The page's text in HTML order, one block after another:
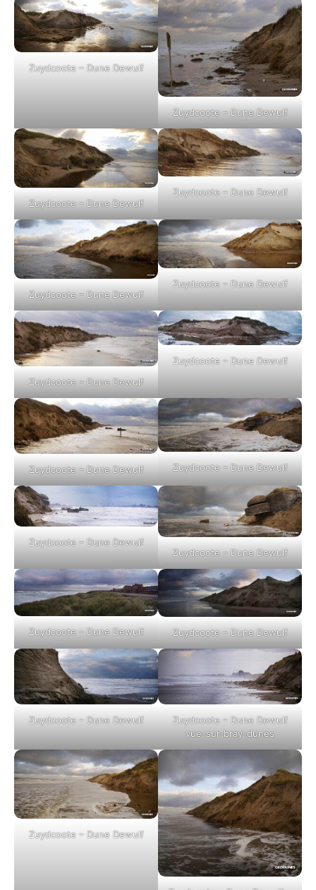
Zuydcoote – Dune Dewulf
Zuydcoote – Dune Dewulf
Zuydcoote – Dune Dewulf
Zuydcoote – Dune Dewulf
Zuydcoote – Dune Dewulf
Zuydcoote – Dune Dewulf
Zuydcoote – Dune Dewulf
Zuydcoote – Dune Dewulf
Zuydcoote – Dune Dewulf Zuydcoote – Dune Dewulf
Zuydcoote – Dune Dewulf
Zuydcoote – Dune Dewulf
Zuydcoote – Dune Dewulf Zuydcoote – Dune Dewulf
Zuydcoote – Dune Dewulf
Zuydcoote – Dune Dewulf
vue-sur-bray-dunes
Zuydcoote – Dune Dewulf